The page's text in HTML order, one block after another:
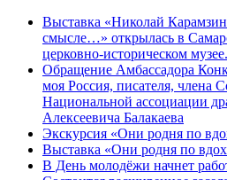
Выставка «Николай
смысле…» открылась в
церковно-историческом музее.
Обращение Амбассадора
моя Россия, писателя, члена
Национальной ассоциации
Алексеевича Балакаева
Экскурсия «Они родня по
Выставка «Они родня по
В День молодёжи начнет